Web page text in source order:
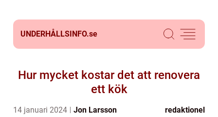
UNDERHÅLLSINFO.se
Hur mycket kostar det att renovera
ett kök
14 januari 2024 Jon Larsson redaktionel